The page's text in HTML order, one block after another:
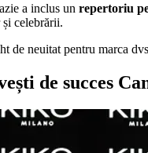
a inclus un repertoriu
celebrării.
de neuitat pentru marca
de succes